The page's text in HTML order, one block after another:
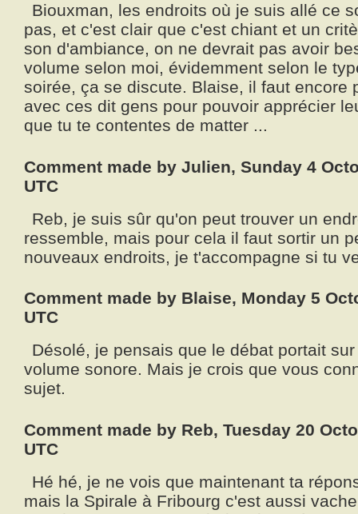
Biouxman, les endroits où je suis allé ce
pas, et c'est clair que c'est chiant et un
son d'ambiance, on ne devrait pas avoir
volume selon moi, évidemment selon le
soirée, ça se discute. Blaise, il faut encore
avec ces dit gens pour pouvoir apprécier
que tu te contentes de matter ...
Comment made by Julien, Sunday 4
UTC
Reb, je suis sûr qu'on peut trouver un
ressemble, mais pour cela il faut sortir un
nouveaux endroits, je t'accompagne si tu
Comment made by Blaise, Monday 5
UTC
Désolé, je pensais que le débat portait
volume sonore. Mais je crois que vous
sujet.
Comment made by Reb, Tuesday 20
UTC
Hé hé, je ne vois que maintenant ta
mais la Spirale à Fribourg c'est aussi